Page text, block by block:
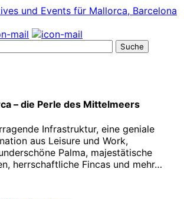
und Events für Mallorca, Barcelona
– die Perle des Mittelmeers
Infrastruktur, eine geniale
aus Leisure und Work,
Palma, majestätische
herrschaftliche Fincas und mehr…